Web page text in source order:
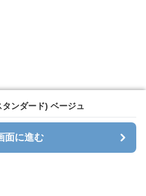
ンダード) ベージュ
面に進む
ンダード) ベージュ
面に進む